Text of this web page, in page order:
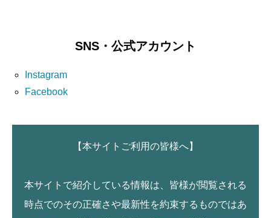
SNS・公式アカウント
Instagram
Facebook
【本サイトご利用の皆様へ】
本サイトで紹介している情報は、皆様が閲覧される
時点でのその正確さや最新性を約束するものではあ